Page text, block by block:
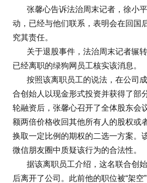
张馨心告诉法治周末记者，徐小平
动，已经与他们联系，表明会在回国
究其责任。
关于退股事件，法治周末记者辗转
已经离职的绿狗网员工核实该消息。
按照该离职员工的说法，在公司成
合创始人以现金形式投资并获得了部
轮融资后，张馨心召开了全体股东会
额两倍价格收回其他所有人的股权或
换取一定比例的期权的二选一方案。
微信朋友圈中质疑该行为的合法性。
据该离职员工介绍，这名联合创始
后离开了公司。此前他的职位被“架空